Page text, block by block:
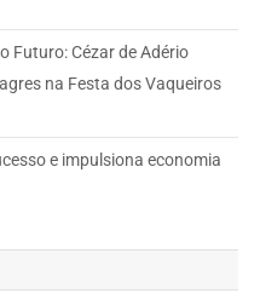
Futuro: Cézar de Adério
na Festa dos Vaqueiros
e impulsiona economia